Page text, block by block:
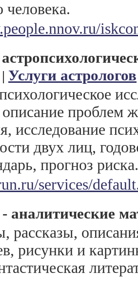
| Услуги астрологов
описание проблем
исследование
двух лиц,
прогноз риска.
services/
аналитические
рассказы,
рисунки и